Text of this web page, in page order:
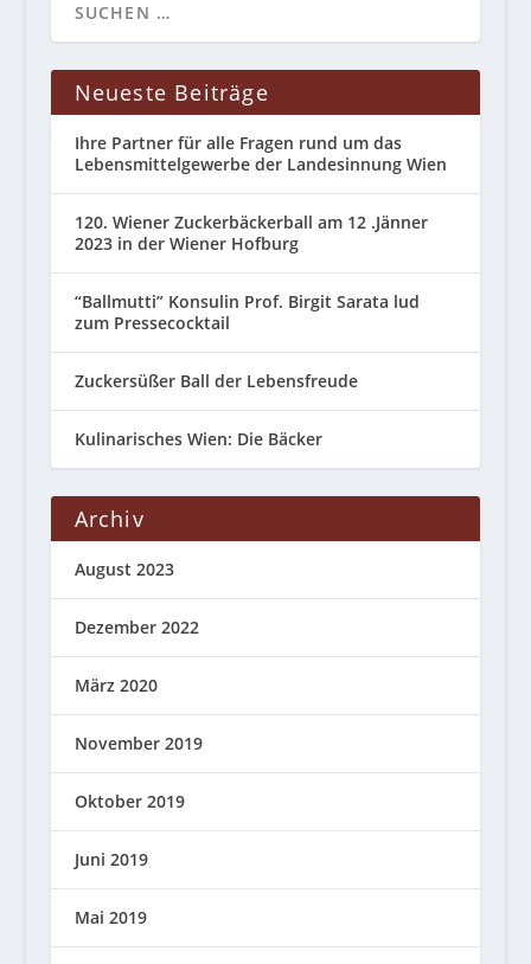
Neueste Beiträge
Ihre Partner für alle Fragen rund um das
Lebensmittelgewerbe der Landesinnung Wien
120. Wiener Zuckerbäckerball am 12 .Jänner
2023 in der Wiener Hofburg
“Ballmutti” Konsulin Prof. Birgit Sarata lud
zum Pressecocktail
Zuckersüßer Ball der Lebensfreude
Kulinarisches Wien: Die Bäcker
Archiv
August 2023
Dezember 2022
März 2020
November 2019
Oktober 2019
Juni 2019
Mai 2019